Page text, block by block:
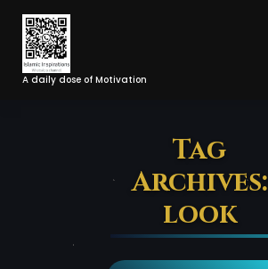
Skip
Content
A daily dose of Motivation
Tag
Archives:
look